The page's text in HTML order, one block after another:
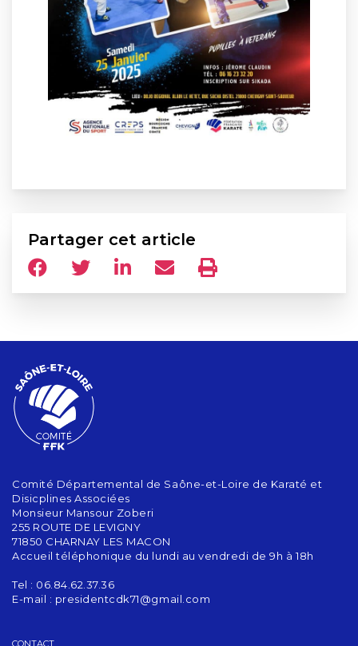
Partager cet article
Comité Départemental de Saône-et-Loire de Karaté et
Disicplines Associées
Monsieur Mansour Zoberi
255 ROUTE DE LEVIGNY
71850 CHARNAY LES MACON
Accueil téléphonique du lundi au vendredi de 9h à 18h
Tel : 06.84.62.37.36
E-mail : presidentcdk71@gmail.com